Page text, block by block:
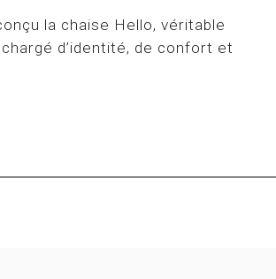
la chaise Hello, véritable
d’identité, de confort et